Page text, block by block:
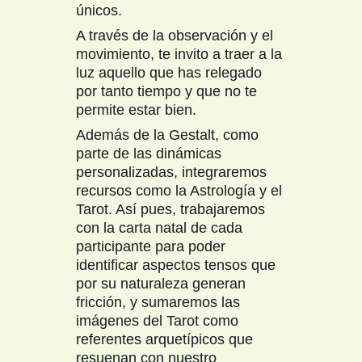
únicos.
A través de la observación y el
movimiento, te invito a traer a la
luz aquello que has relegado
por tanto tiempo y que no te
permite estar bien.
Además de la Gestalt, como
parte de las dinámicas
personalizadas, integraremos
recursos como la Astrología y el
Tarot. Así pues, trabajaremos
con la carta natal de cada
participante para poder
identificar aspectos tensos que
por su naturaleza generan
fricción, y sumaremos las
imágenes del Tarot como
referentes arquetípicos que
resuenan con nuestro